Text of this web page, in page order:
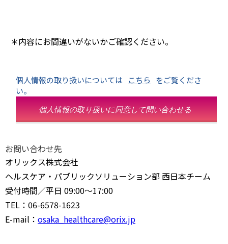
＊内容にお間違いがないかご確認ください。
個人情報の取り扱いについては こちら
をご覧くださ
い。
個人情報の取り扱いに同意して問い合わせる
お問い合わせ先
オリックス株式会社
ヘルスケア・パブリックソリューション部 西日本チーム
受付時間／平日 09:00～17:00
TEL：06-6578-1623
E-mail： osaka_healthcare@orix.jp